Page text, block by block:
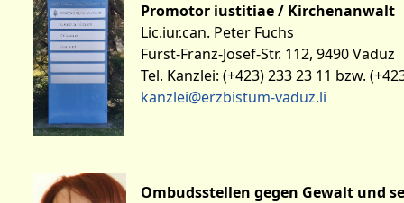
Promotor iustitiae / Kirchenanwalt
Lic.iur.can. Peter Fuchs
Fürst-Franz-Josef-Str. 112, 9490 Vaduz
Tel. Kanzlei: (+423) 233 23 11 bzw.
kanzlei@erzbistum-vaduz.li
Ombudsstellen gegen Gewalt und